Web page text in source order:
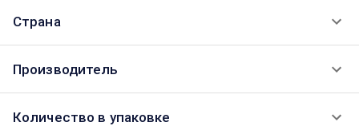
Страна
Производитель
Количество в упаковке